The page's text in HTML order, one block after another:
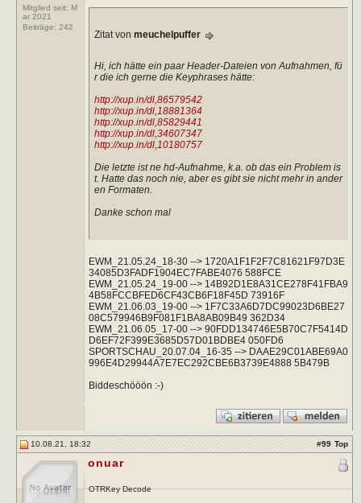
Mitglied seit: M
ar 2021
Beiträge: 242
Zitat von meuchelpuffer
Hi, ich hätte ein paar Header-Dateien von Aufnahmen, fü
r die ich gerne die Keyphrases hätte:
http://xup.in/dl,86579542
http://xup.in/dl,18881364
http://xup.in/dl,85829441
http://xup.in/dl,34607347
http://xup.in/dl,10180757
Die letzte ist ne hd-Aufnahme, k.a. ob das ein Problem is
t. Hatte das noch nie, aber es gibt sie nicht mehr in ander
en Formaten.
Danke schon mal
EWM_21.05.24_18-30 --> 1720A1F1F2F7C81621F97D3E
34085D3FADF1904EC7FABE4076 588FCE
EWM_21.05.24_19-00 --> 14B92D1E8A31CE278F41FBA9
4B58FCCBFED6CF43CB6F18F45D 73916F
EWM_21.06.03_19-00 --> 1F7C33A6D7DC99023D6BE27
08C579946B9F081F1BA8AB09B49 362D34
EWM_21.06.05_17-00 --> 90FDD134746E5B70C7F5414D
D6EF72F399E3685D57D01BDBE4 050FD6
SPORTSCHAU_20.07.04_16-35 --> DAAE29C01ABE69A0
996E4D29944A7E7EC292CBE6B3739E4888 5B479B
Biddeschööön :-)
10.08.21, 18:32 #99 Top
onuar
OTRKey Decode